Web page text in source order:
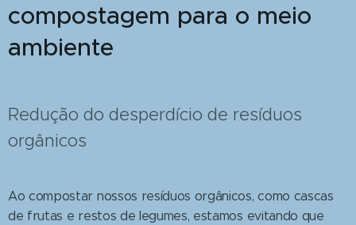
compostagem para o meio
ambiente
Redução do desperdício de resíduos
orgânicos
Ao compostar nossos resíduos orgânicos, como cascas
de frutas e restos de legumes, estamos evitando que